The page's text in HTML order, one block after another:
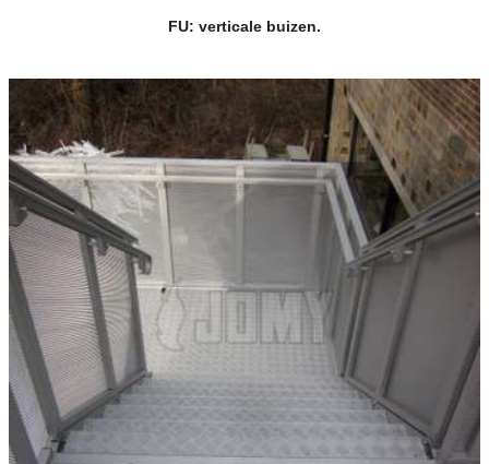
FU: verticale buizen.